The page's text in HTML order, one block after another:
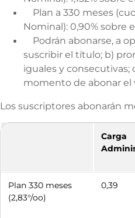
Plan a 330 meses
Nominal): 0,90% sobre
Podrán abonarse, a
suscribir el título; b)
iguales y consecutivas;
momento de abonar el
Los suscriptores abonarán
Carga
Plan 330 meses
(2,83°/oo)
0,39